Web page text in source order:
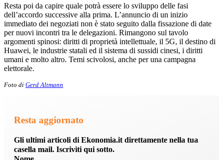
Resta poi da capire quale potrà essere lo sviluppo delle fasi
dell’accordo successive alla prima. L’annuncio di un inizio
immediato dei negoziati non è stato seguito dalla fissazione di date
per nuovi incontri tra le delegazioni. Rimangono sul tavolo
argomenti spinosi: diritti di proprietà intellettuale, il 5G, il destino di
Huawei, le industrie statali ed il sistema di sussidi cinesi, i diritti
umani e molto altro. Temi scivolosi, anche per una campagna
elettorale.
Foto di Gerd Altmann
Resta aggiornato
Gli ultimi articoli di Ekonomia.it direttamente nella tua
casella mail. Iscriviti qui sotto.